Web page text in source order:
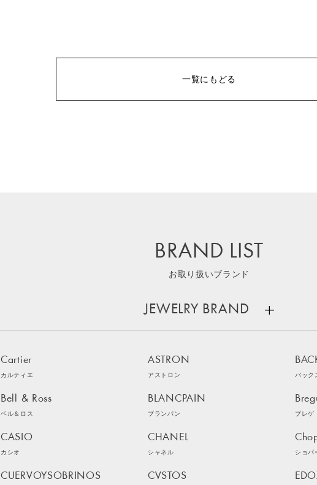
一覧にもどる
BRAND LIST
お取り扱いブランド
Cartier
カルティエ
ASTRON
アストロン バック
Bell & Ross
ベル＆ロス
BLANCPAIN
ブランパン ブレゲ
CASIO
カシオ
CHANEL
シャネル ショパ
CUERVOYSOBRINOS CVSTOS
JEWELRY BRAND